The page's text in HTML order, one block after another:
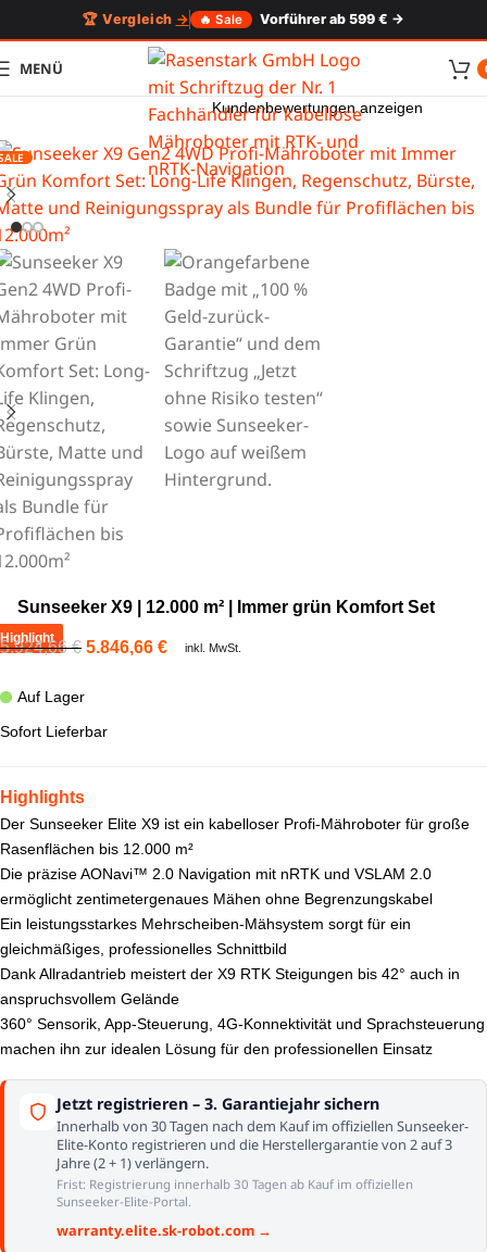
🏆 Vergleich → 🔥 Sale Vorführer ab 599 € →
MENÜ
Kundenbewertungen anzeigen
Sunseeker X9 | 12.000 m² | Immer grün Komfort Set
Highlight
5.924,66€ 5.846,66 € inkl. MwSt.
Auf Lager
Sofort Lieferbar
Highlights
Der Sunseeker Elite X9 ist ein kabelloser Profi-Mähroboter für große
Rasenflächen bis 12.000 m²
Die präzise AONavi™ 2.0 Navigation mit nRTK und VSLAM 2.0
ermöglicht zentimetergenaues Mähen ohne Begrenzungskabel
Ein leistungsstarkes Mehrscheiben-Mähsystem sorgt für ein
gleichmäßiges, professionelles Schnittbild
Dank Allradantrieb meistert der X9 RTK Steigungen bis 42° auch in
anspruchsvollem Gelände
360° Sensorik, App-Steuerung, 4G-Konnektivität und Sprachsteuerung
machen ihn zur idealen Lösung für den professionellen Einsatz
Jetzt registrieren – 3. Garantiejahr sichern
Innerhalb von 30 Tagen nach dem Kauf im offiziellen Sunseeker-
Elite-Konto registrieren und die Herstellergarantie von 2 auf 3
Jahre (2 + 1) verlängern.
Frist: Registrierung innerhalb 30 Tagen ab Kauf im offiziellen
Sunseeker-Elite-Portal.
warranty.elite.sk-robot.com →